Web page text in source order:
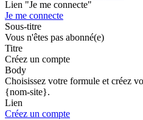
Lien "Je me connecte"
Je me connecte
Sous-titre
Vous n'êtes pas abonné(e)
Titre
Créez un compte
Body
Choisissez votre formule et créez
{nom-site}.
Lien
Créez un compte